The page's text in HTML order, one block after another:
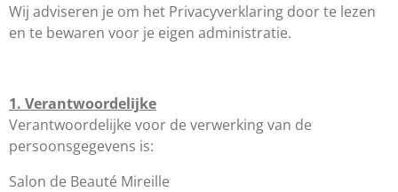
Wij adviseren je om het Privacyverklaring door te lezen
en te bewaren voor je eigen administratie.
1. Verantwoordelijke
Verantwoordelijke voor de verwerking van de
persoonsgegevens is:
Salon de Beauté Mireille